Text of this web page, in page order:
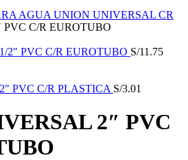
AGUA UNION UNIVERSAL CR
C/R EUROTUBO
2" PVC C/R EUROTUBO S/11.75
PVC C/R PLASTICA S/3.01
2″ PVC